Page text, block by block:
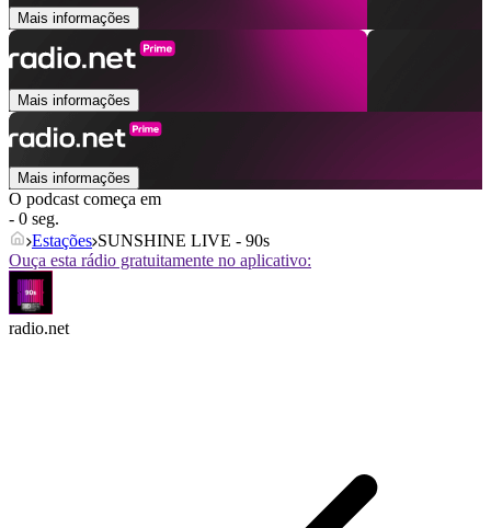
Mais informações
Mais informações
Mais informações
O podcast começa em
- 0 seg.
Estações SUNSHINE LIVE - 90s
Ouça esta rádio gratuitamente no aplicativo:
radio.net